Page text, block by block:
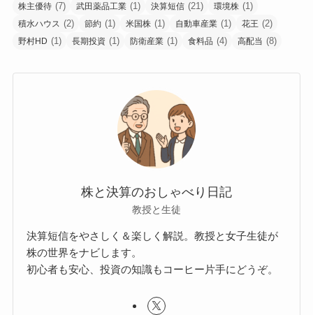
株主優待 (7) 武田薬品工業 (1) 決算短信 (21) 環境株 (1)
積水ハウス (2) 節約 (1) 米国株 (1) 自動車産業 (1) 花王 (2)
野村HD (1) 長期投資 (1) 防衛産業 (1) 食料品 (4) 高配当 (8)
株と決算のおしゃべり日記
教授と生徒
決算短信をやさしく＆楽しく解説。教授と女子生徒が
株の世界をナビします。
初心者も安心、投資の知識もコーヒー片手にどうぞ。